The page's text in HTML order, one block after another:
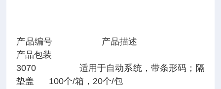
产品编号 产品描述
产品包装
3070 适用于自动系统，带条形码；隔
垫盖 100个/箱，20个/包